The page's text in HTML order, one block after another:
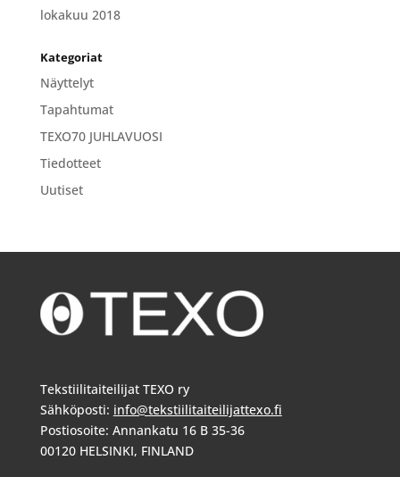
lokakuu 2018
Kategoriat
Näyttelyt
Tapahtumat
TEXO70 JUHLAVUOSI
Tiedotteet
Uutiset
Tekstiilitaiteilijat TEXO ry
Sähköposti: info@tekstiilitaiteilijattexo.fi
Postiosoite: Annankatu 16 B 35-36
00120 HELSINKI, FINLAND